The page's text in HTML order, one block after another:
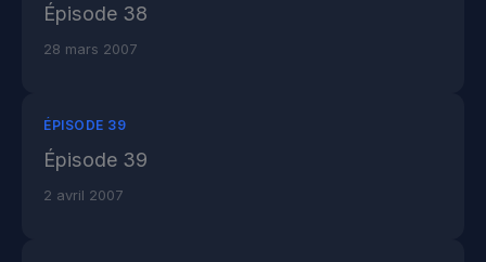
Épisode 38
28 mars 2007
ÉPISODE 39
Épisode 39
2 avril 2007